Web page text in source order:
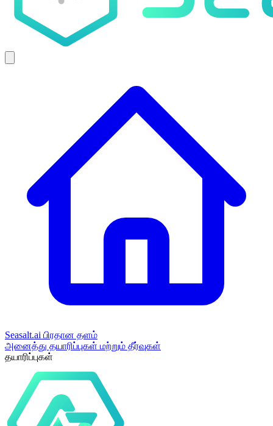
Seasalt.ai பிரதான தளம்
அனைத்து தயாரிப்புகள் மற்றும் தீர்வுகள்
தயாரிப்புகள்